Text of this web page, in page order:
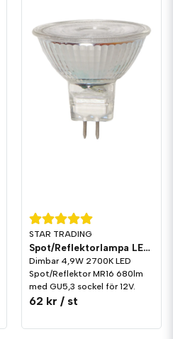
STAR TRADING
Spot/Reflektorlampa LED 680lm GU5,3 2700K Dim
Dimbar 4,9W 2700K LED
Spot/Reflektor MR16 680lm
med GU5,3 sockel för 12V.
62 kr / st